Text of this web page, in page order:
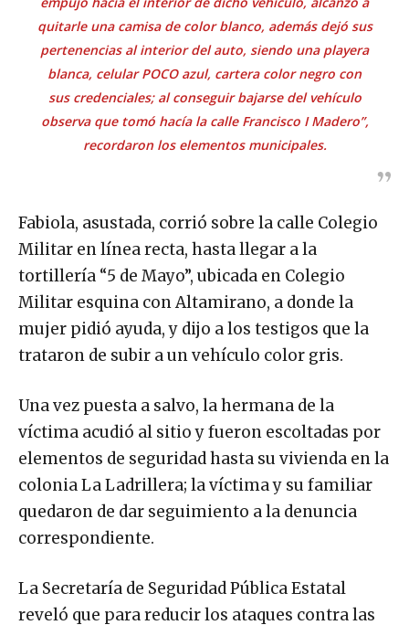
quitarle una camisa de color blanco, además dejó sus
pertenencias al interior del auto, siendo una playera
blanca, celularPOCO azul, cartera color negro con
sus credenciales; al conseguir bajarse del vehículo
observa que tomó hacía la calle Francisco I Madero”,
recordaron los elementos municipales.
Fabiola, asustada, corrió sobre la calle Colegio
Militar en línea recta, hasta llegar a la
tortillería “5 de Mayo”, ubicada en Colegio
Militar esquina con Altamirano, a donde la
mujer pidió ayuda, y dijo a los testigos que la
trataron de subir a un vehículo color gris.
Una vez puesta a salvo, la hermana de la
víctima acudió al sitio y fueron escoltadas por
elementos de seguridad hasta su vivienda en la
colonia La Ladrillera; la víctima y su familiar
quedaron de dar seguimiento a la denuncia
correspondiente.
La Secretaría de Seguridad Pública Estatal
reveló que para reducir los ataques contra las